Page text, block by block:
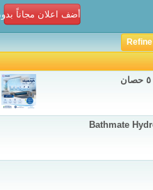
أضف اعلان مجاناً
Refine